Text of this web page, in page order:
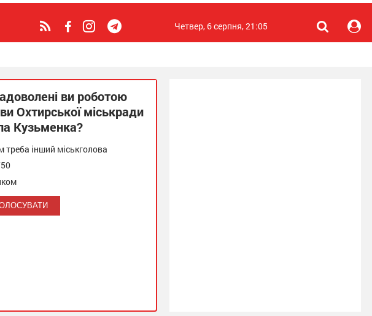
Четвер, 6 серпня, 21:05
ви роботою
Охтирської міськради
Кузьменка?
треба інший міськголова